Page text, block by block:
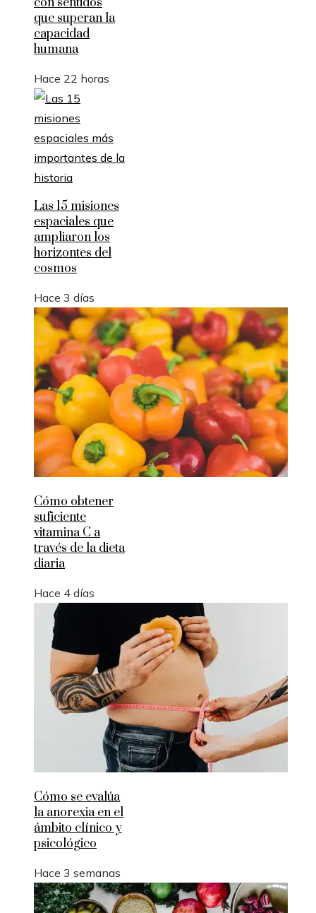
que superan la
capacidad
humana
Hace 22 horas
Las 15 misiones
espaciales que
ampliaron los
horizontes del
cosmos
Hace 3 días
Cómo obtener
suficiente
vitamina C a
través de la dieta
diaria
Hace 4 días
Cómo se evalúa
la anorexia en el
ámbito clínico y
psicológico
Hace 3 semanas